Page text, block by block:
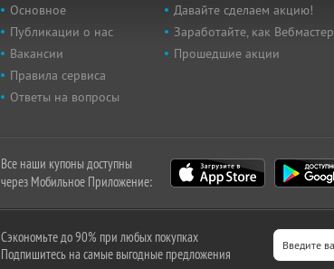
Основное
Публикации о нас
Вакансии
Правила сервиса
Ответы на вопросы
Давайте сделаем акцию!
Заработайте, как Вебмастер
Прошедшие акции
Все наши купоны доступны
через Мобильное Приложение:
Сэкономьте до 90% при любых покупках
Подпишитесь на самые выгодные предложения